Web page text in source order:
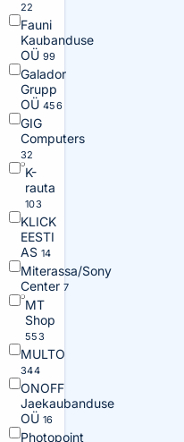
22
Fauni
Kaubanduse
OÜ 99
Galador
Grupp
OÜ 456
GIG
Computers
32
K-
rauta
103
KLICK
EESTI
AS 14
Miterassa/Sony
Center 7
MT
Shop
553
MULTO
344
ONOFF
Jaekaubanduse
OÜ 16
Photopoint